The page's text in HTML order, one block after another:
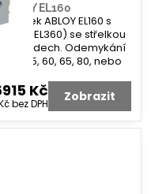
EL160
ABLOY EL160 s
EL360) se střelkou
2 bodech. Odemykání
55, 60, 65, 80, nebo
Kč
bez DPH Zobrazit